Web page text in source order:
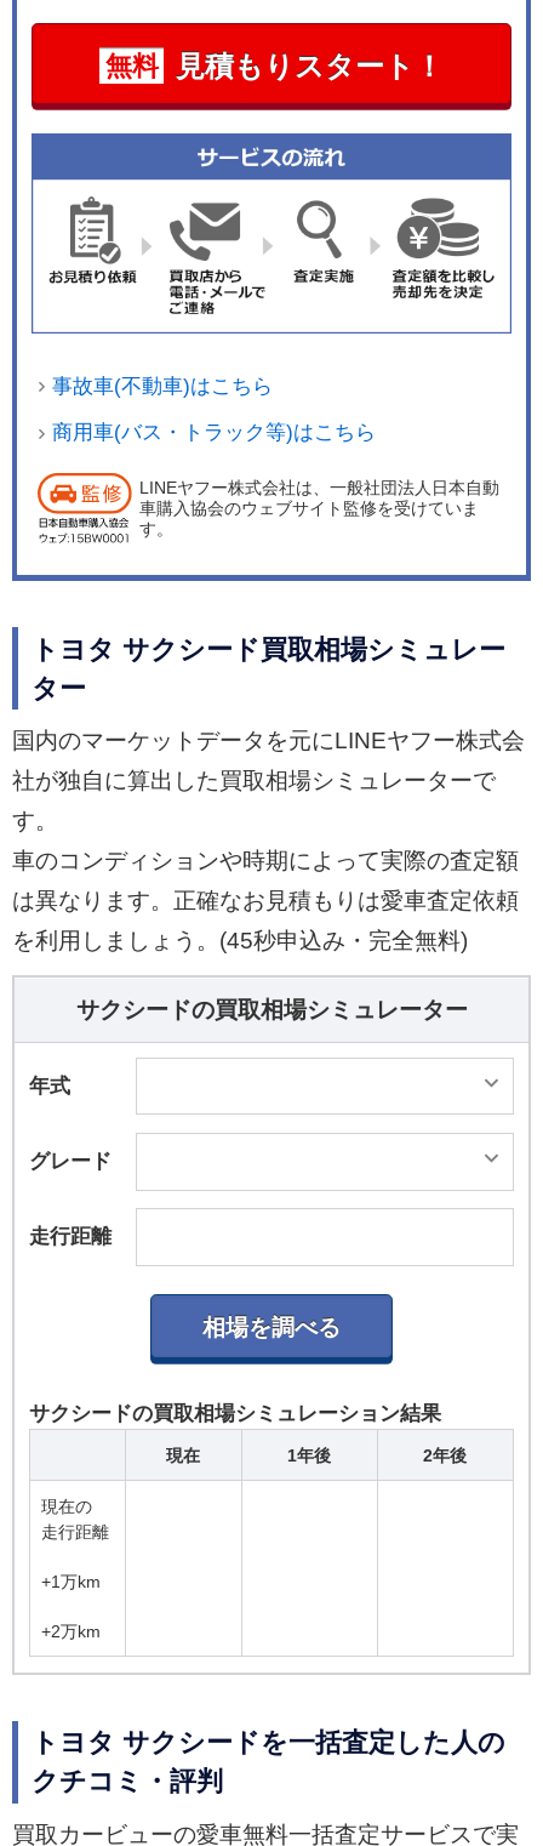
マウントストップランプ、ワイヤレスドアロッ
ク、AM/FMマルチ電子チューナー付きラジオ＆２
スピーカーなどが採用され、装備の底上げが図ら
無料 見積もりスタート！
事故車(不動車)はこちら
商用車(バス・トラック等)はこちら
LINEヤフー株式会社は、一般社団法人日本自動
車購入協会のウェブサイト監修を受けていま
す。
トヨタ サクシード買取相場シミュレー
ター
国内のマーケットデータを元にLINEヤフー株式会
社が独自に算出した買取相場シミュレーターで
す。
車のコンディションや時期によって実際の査定額
は異なります。正確なお見積もりは愛車査定依頼
を利用しましょう。(45秒申込み・完全無料)
サクシードの買取相場シミュレーター
年式
グレード
走行距離
サクシードの買取相場シミュレーション結果
現在 1年後 2年後
現在の
走行距離
+1万km
+2万km
トヨタ サクシードを一括査定した人の
クチコミ・評判
買取カービューの愛車無料一括査定サービスで実